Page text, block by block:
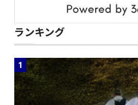
ランキング
1